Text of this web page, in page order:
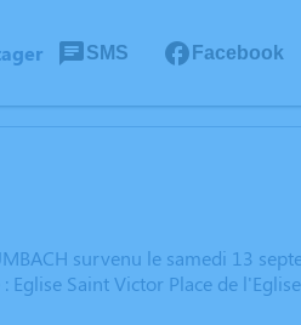
SMS Facebook
survenu le samedi 13
Saint Victor Place de